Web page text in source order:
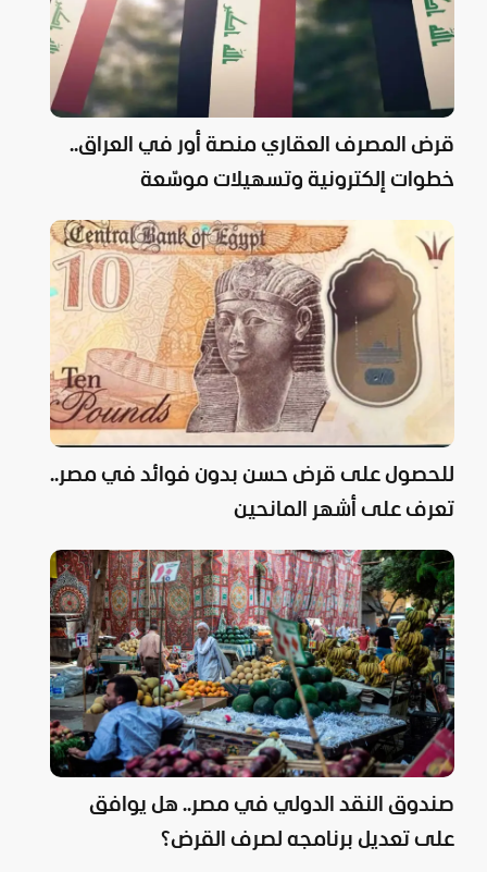
قرض المصرف العقاري منصة أور في العراق..
خطوات إلكترونية وتسهيلات موسّعة
للمواطنين
للحصول على قرض حسن بدون فوائد في مصر..
تعرف على أشهر المانحين
صندوق النقد الدولي في مصر.. هل يوافق
على تعديل برنامجه لصرف القرض؟